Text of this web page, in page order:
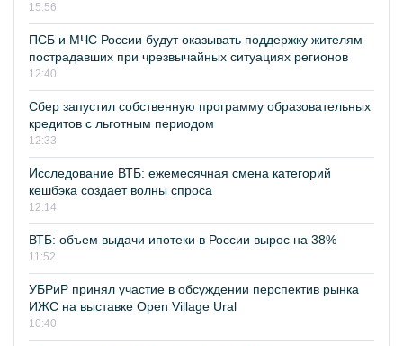
15:56
ПСБ и МЧС России будут оказывать поддержку жителям
пострадавших при чрезвычайных ситуациях регионов
12:40
Сбер запустил собственную программу образовательных
кредитов с льготным периодом
12:33
Исследование ВТБ: ежемесячная смена категорий
кешбэка создает волны спроса
12:14
ВТБ: объем выдачи ипотеки в России вырос на 38%
11:52
УБРиР принял участие в обсуждении перспектив рынка
ИЖС на выставке Open Village Ural
10:40